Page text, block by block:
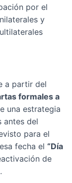
por el
y
a partir del
formales a
una estrategia
antes del
para el
fecha el “Día
de